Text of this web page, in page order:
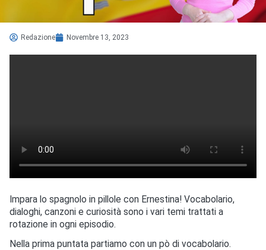
Redazione Novembre 13, 2023
Impara lo spagnolo in pillole con Ernestina! Vocabolario,
dialoghi, canzoni e curiosità sono i vari temi trattati a
rotazione in ogni episodio.
Nella prima puntata partiamo con un pò di vocabolario.